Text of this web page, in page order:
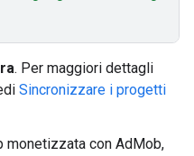
. Per maggiori dettagli
Sincronizzare i progetti
monetizzata con AdMob,